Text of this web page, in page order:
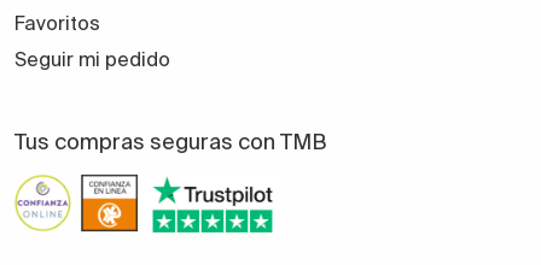
Favoritos
Seguir mi pedido
Tus compras seguras con TMB